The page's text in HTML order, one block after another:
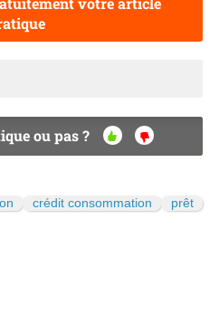
ou pas ?
OU
NO
crédit consommation prêt